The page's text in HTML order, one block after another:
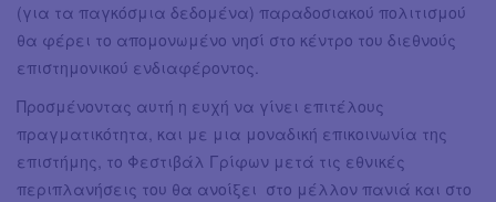
(για τα παγκόσμια δεδομένα) παραδοσιακού πολιτισμού
θα φέρει το απομονωμένο νησί στο κέντρο του διεθνούς
επιστημονικού ενδιαφέροντος.
Προσμένοντας αυτή η ευχή να γίνει επιτέλους
πραγματικότητα, και με μια μοναδική επικοινωνία της
επιστήμης, το Φεστιβάλ Γρίφων μετά τις εθνικές
περιπλανήσεις του θα ανοίξει στο μέλλον πανιά και στο